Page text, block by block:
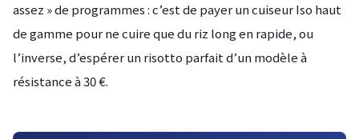
assez » de programmes : c’est de payer un cuiseur Iso haut
de gamme pour ne cuire que du riz long en rapide, ou
l’inverse, d’espérer un risotto parfait d’un modèle à
résistance à 30 €.